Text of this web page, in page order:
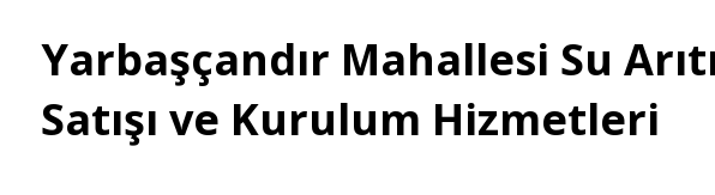
Yarbaşçandır Mahallesi Su
Satışı ve Kurulum Hizmetleri